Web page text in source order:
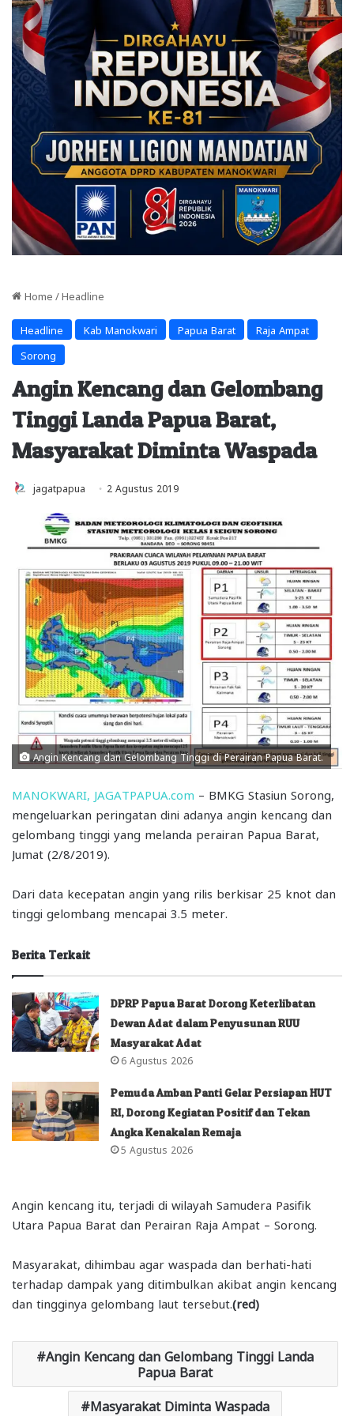
Home / Headline
Headline Kab Manokwari Papua Barat Raja Ampat
Sorong
Angin Kencang dan Gelombang
Tinggi Landa Papua Barat,
Masyarakat Diminta Waspada
jagatpapua 2 Agustus 2019
Angin Kencang dan Gelombang Tinggi di Perairan Papua Barat.
MANOKWARI, JAGATPAPUA.com – BMKG Stasiun Sorong,
mengeluarkan peringatan dini adanya angin kencang dan
gelombang tinggi yang melanda perairan Papua Barat,
Jumat (2/8/2019).
Dari data kecepatan angin yang rilis berkisar 25 knot dan
tinggi gelombang mencapai 3.5 meter.
Berita Terkait
DPRP Papua Barat Dorong Keterlibatan
Dewan Adat dalam Penyusunan RUU
Masyarakat Adat
6 Agustus 2026
Pemuda Amban Panti Gelar Persiapan HUT
RI, Dorong Kegiatan Positif dan Tekan
Angka Kenakalan Remaja
5 Agustus 2026
Angin kencang itu, terjadi di wilayah Samudera Pasifik
Utara Papua Barat dan Perairan Raja Ampat – Sorong.
Masyarakat, dihimbau agar waspada dan berhati-hati
terhadap dampak yang ditimbulkan akibat angin kencang
dan tingginya gelombang laut tersebut.(red)
Angin Kencang dan Gelombang Tinggi Landa
Papua Barat
Masyarakat Diminta Waspada